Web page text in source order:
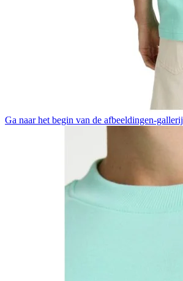
Ga naar het begin van de afbeeldingen-gallerij